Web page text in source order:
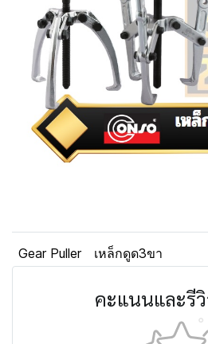
Gear Puller เหล็กดูด3ขา
คะแนนและรี